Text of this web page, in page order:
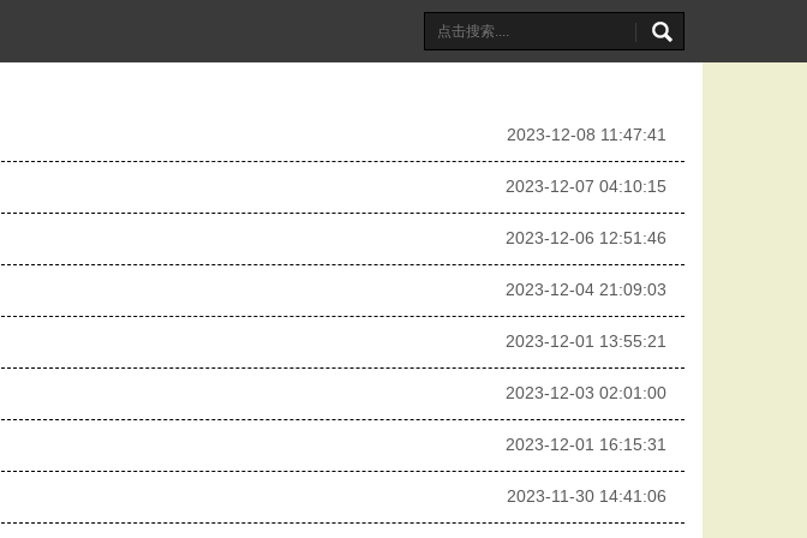
2023-12-08 11:47:41
2023-12-07 04:10:15
2023-12-06 12:51:46
2023-12-04 21:09:03
2023-12-01 13:55:21
2023-12-03 02:01:00
2023-12-01 16:15:31
2023-11-30 14:41:06